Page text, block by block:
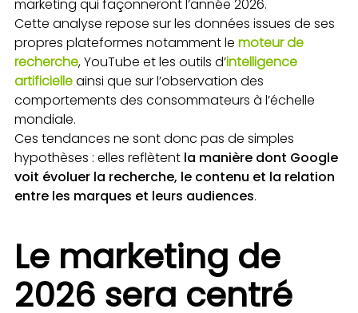
marketing qui façonneront l’année 2026.
Cette analyse repose sur les données issues de ses
propres plateformes notamment le moteur de
recherche, YouTube et les outils d’intelligence
artificielleainsi que sur l’observation des
comportements des consommateurs à l’échelle
mondiale.
Ces tendances ne sont donc pas de simples
hypothèses : elles reflètent la manière dont Google
voit évoluer la recherche, le contenu et la relation
entre les marques et leurs audiences.
Le marketing de
2026 sera centré